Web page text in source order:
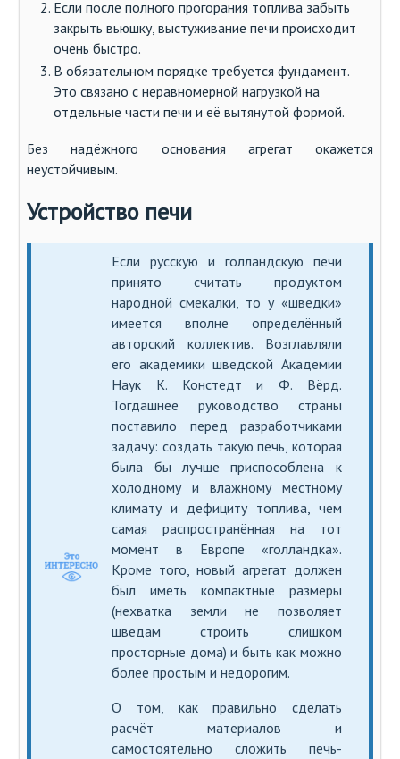
Если после полного прогорания топлива забыть
закрыть вьюшку, выстуживание печи происходит
очень быстро.
В обязательном порядке требуется фундамент.
Это связано с неравномерной нагрузкой на
отдельные части печи и её вытянутой формой.
Без надёжного основания агрегат окажется
неустойчивым.
Устройство печи
Если русскую и голландскую печи
принято считать продуктом
народной смекалки, то у «шведки»
имеется вполне определённый
авторский коллектив. Возглавляли
его академики шведской Академии
Наук К. Констедт и Ф. Вёрд.
Тогдашнее руководство страны
поставило перед разработчиками
задачу: создать такую печь, которая
была бы лучше приспособлена к
холодному и влажному местному
климату и дефициту топлива, чем
самая распространённая на тот
момент в Европе «голландка».
Кроме того, новый агрегат должен
был иметь компактные размеры
(нехватка земли не позволяет
шведам строить слишком
просторные дома) и быть как можно
более простым и недорогим.
О том, как правильно сделать
расчёт материалов и
самостоятельно сложить печь-